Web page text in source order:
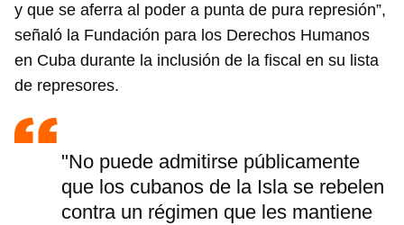
y que se aferra al poder a punta de pura represión”,
señaló la Fundación para los Derechos Humanos
en Cuba durante la inclusión de la fiscal en su lista
de represores.
"No puede admitirse públicamente
que los cubanos de la Isla se rebelen
contra un régimen que les mantiene